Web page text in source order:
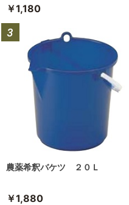
￥1,180
農薬希釈バケツ ２０Ｌ
￥1,880